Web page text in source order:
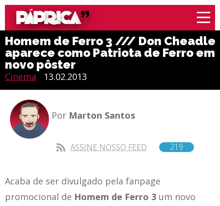
Homem de Ferro 3 /// Don Cheadle
aparece como Patriota de Ferro em
novo pôster
Cinema 13.02.2013
Por Marton Santos
ASSINE NOSSO FEED 219
Acaba de ser divulgado pela fanpage
promocional de Homem de Ferro 3 um novo